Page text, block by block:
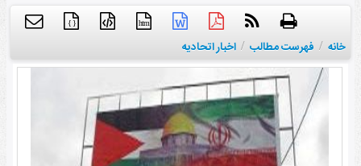
htm
{ }
خانه / فهرست مطالب / اخبار اتحادیه